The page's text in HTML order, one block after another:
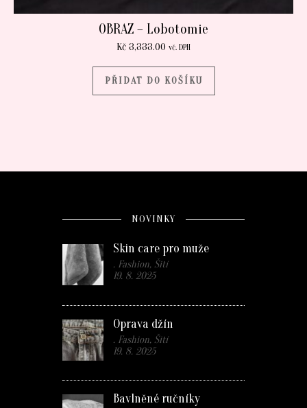
OBRAZ – Lobotomie
Kč 3,333.00 vč. DPH
PŘIDAT DO KOŠÍKU
NOVINKY
Skin care pro muže
. Fashion, Šití
19. 8. 2025
Oprava džín
. Fashion, Šití
19. 8. 2025
Bavlněné ručníky